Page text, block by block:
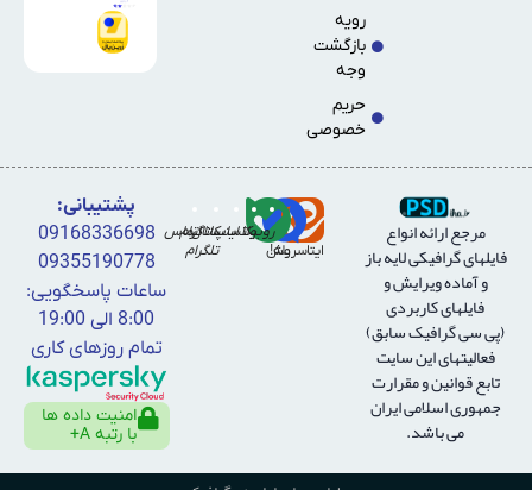
رویه
بازگشت
وجه
حریم
خصوصی
مرجع ارائه انواع
فايلهای گرافيكی لايه باز
و آماده ويرايش و
فايلهای كاربردی
(پی سی گرافیک سابق)
فعالیتهای این سایت
تابع قوانین و مقرارت
جمهوری اسلامی ایران
می باشد.
ایتاسروش
بله!
روبیکاواتساپ
اینستاگرام
کانال
تلگرام
تماس
پشتیبانی:
09168336698
09355190778
ساعات پاسخگویی:
8:00 الی 19:00
تمام روزهای کاری
امنیت داده ها
با رتبه A+